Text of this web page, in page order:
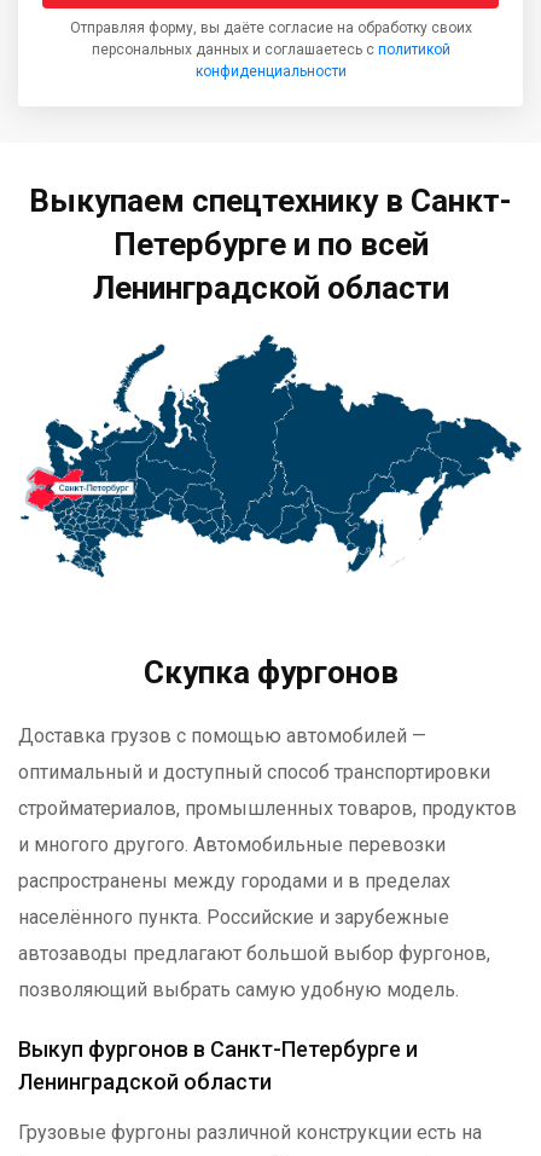
Отправляя форму, вы даёте согласие на обработку своих
персональных данных и соглашаетесь с политикой
конфиденциальности
Выкупаем спецтехнику в Санкт-
Петербурге и по всей
Ленинградской области
Скупка фургонов
Доставка грузов с помощью автомобилей —
оптимальный и доступный способ транспортировки
стройматериалов, промышленных товаров, продуктов
и многого другого. Автомобильные перевозки
распространены между городами и в пределах
населённого пункта. Российские и зарубежные
автозаводы предлагают большой выбор фургонов,
позволяющий выбрать самую удобную модель.
Выкуп фургонов в Санкт-Петербурге и
Ленинградской области
Грузовые фургоны различной конструкции есть на